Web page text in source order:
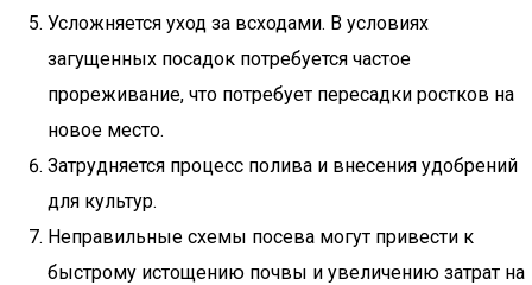
Усложняется уход за всходами. В условиях
загущенных посадок потребуется частое
прореживание, что потребует пересадки ростков на
новое место.
Затрудняется процесс полива и внесения удобрений
для культур.
Неправильные схемы посева могут привести к
быстрому истощению почвы и увеличению затрат на